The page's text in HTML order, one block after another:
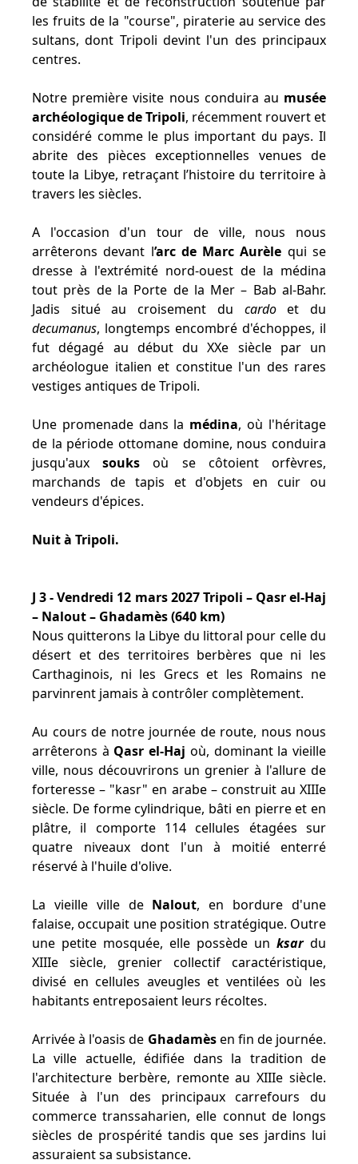
les fruits de la "course", piraterie au service des
sultans, dont Tripoli devint l'un des principaux
centres.
Notre première visite nous conduira au musée
archéologique de Tripoli, récemment rouvert et
considéré comme le plus important du pays. Il
abrite des pièces exceptionnelles venues de
toute la Libye, retraçant l’histoire du territoire à
travers les siècles.
A l'occasion d'un tour de ville, nous nous
arrêterons devant l’arc de Marc Aurèle qui se
dresse à l'extrémité nord-ouest de la médina
tout près de la Porte de la Mer – Bab al-Bahr.
Jadis situé au croisement du cardoet du
decumanus, longtemps encombré d'échoppes, il
fut dégagé au début du XXe siècle par un
archéologue italien et constitue l'un des rares
vestiges antiques de Tripoli.
Une promenade dans la médina, où l'héritage
de la période ottomane domine, nous conduira
jusqu'auxsouks où se côtoient orfèvres,
marchands de tapis et d'objets en cuir ou
vendeurs d'épices.
Nuit à Tripoli.
J 3 - Vendredi 12 mars 2027 Tripoli – Qasr el-Haj
– Nalout – Ghadamès (640 km)
Nous quitterons la Libye du littoral pour celle du
désert et des territoires berbères que ni les
Carthaginois, ni les Grecs et les Romains ne
parvinrent jamais à contrôler complètement.
Au cours de notre journée de route, nous nous
arrêterons à Qasr el-Haj où, dominant la vieille
ville, nous découvrirons un grenier à l'allure de
forteresse – "kasr" en arabe – construit au XIIIe
siècle. De forme cylindrique, bâti en pierre et en
plâtre, il comporte 114 cellules étagées sur
quatre niveaux dont l'un à moitié enterré
réservé à l'huile d'olive.
La vieille ville de Nalout, en bordure d'une
falaise, occupait une position stratégique. Outre
une petite mosquée, elle possède un ksardu
XIIIe siècle, grenier collectif caractéristique,
divisé en cellules aveugles et ventilées où les
habitants entreposaient leurs récoltes.
Arrivée à l'oasis de Ghadamèsen fin de journée.
La ville actuelle, édifiée dans la tradition de
l'architecture berbère, remonte au XIIIe siècle.
Située à l'un des principaux carrefours du
commerce transsaharien, elle connut de longs
siècles de prospérité tandis que ses jardins lui
assuraient sa subsistance.